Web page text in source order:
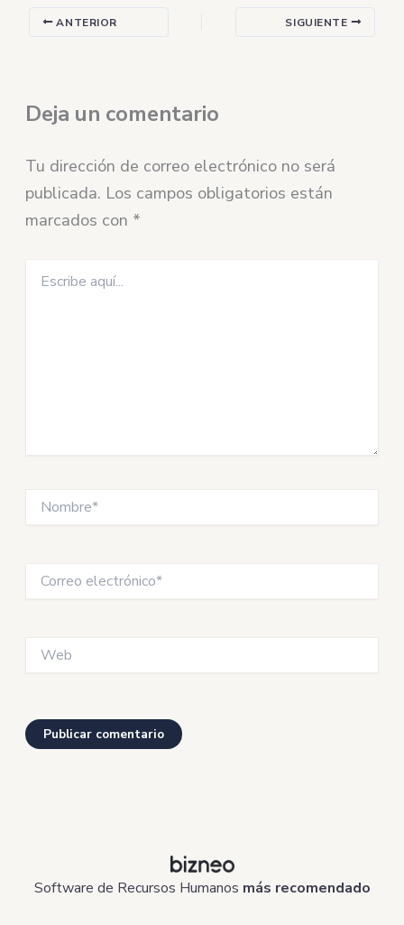
ANTERIOR SIGUIENTE
Deja un comentario
Tu dirección de correo electrónico no será
publicada. Los campos obligatorios están
marcados con *
aquí...
electrónico*
Software de Recursos Humanos más recomendado